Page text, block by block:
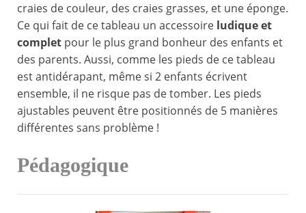
craies de couleur, des craies grasses, et une éponge.
Ce qui fait de ce tableau un accessoire ludique et
complet pour le plus grand bonheur des enfants et
des parents. Aussi, comme les pieds de ce tableau
est antidérapant, même si 2 enfants écrivent
ensemble, il ne risque pas de tomber. Les pieds
ajustables peuvent être positionnés de 5 manières
différentes sans problème !
Pédagogique